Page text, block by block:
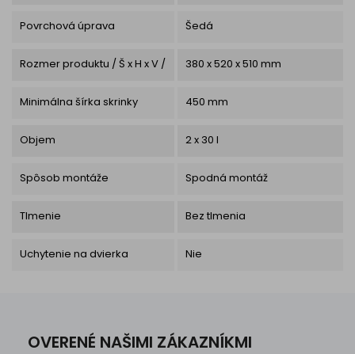
Povrchová úprava Šedá
Rozmer produktu / Š x H x V / 380 x 520 x 510 mm
Minimálna šírka skrinky 450 mm
Objem 2 x 30 l
Spôsob montáže Spodná montáž
Tlmenie Bez tlmenia
Uchytenie na dvierka Nie
OVERENÉ NAŠIMI ZÁKAZNÍKMI